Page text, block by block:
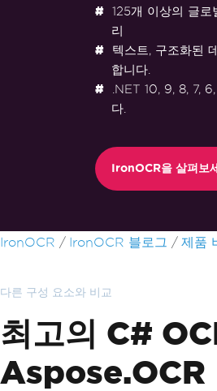
125개 이상의 글
리
텍스트, 구조화된
합니다.
.NET 10, 9, 8, 7,
다.
IronOCR을 살펴보
푸터 콘텐츠로 바로가기
IronOCR IronOCR 블로그 제품
다른 구성 요소와 비교
최고의 C#
Aspose.OCR